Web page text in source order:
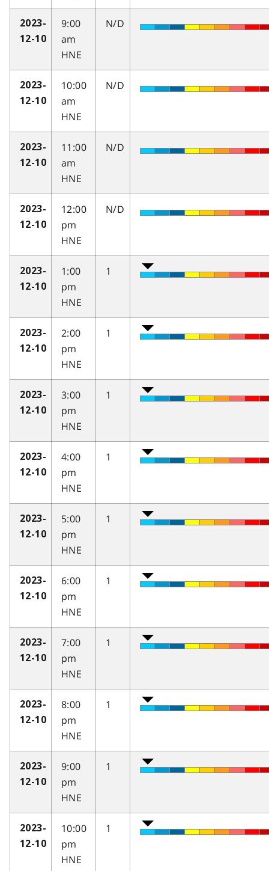
2023-
12-10
9:00
am
HNE
N/D
2023-
12-10
10:00
am
HNE
N/D
2023-
12-10
11:00
am
HNE
N/D
2023-
12-10
12:00
pm
HNE
N/D
2023-
12-10
1:00
pm
HNE
1
2023-
12-10
2:00
pm
HNE
1
2023-
12-10
3:00
pm
HNE
1
2023-
12-10
4:00
pm
HNE
1
2023-
12-10
5:00
pm
HNE
1
2023-
12-10
6:00
pm
HNE
1
2023-
12-10
7:00
pm
HNE
1
2023-
12-10
8:00
pm
HNE
1
2023-
12-10
9:00
pm
HNE
1
2023-
12-10
10:00
pm
HNE
1